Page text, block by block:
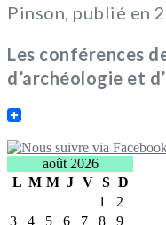
Pinson, publié en
Les conférences
d’archéologie et
août 2026
L M M J V S D
1
2
3
4 5 6 7 8 9